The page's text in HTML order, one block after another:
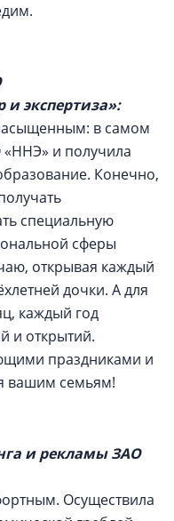
и экспертиза»:
в самом
«ННЭ» и получила
Конечно,
специальную
сферы
открывая каждый
дочки. А для
каждый год
и открытий.
праздниками и
вашим семьям!
и рекламы ЗАО
Осуществила